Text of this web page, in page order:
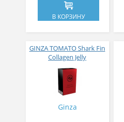
В КОРЗИНУ
GINZA TOMATO Shark Fin
Collagen Jelly
Коллагеновое желе из
плавников голубой
акулы со вкусом манго
№ 14
Ginza